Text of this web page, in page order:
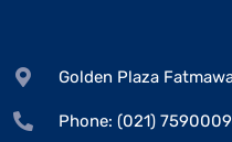
Golden Plaza
Phone: (021)